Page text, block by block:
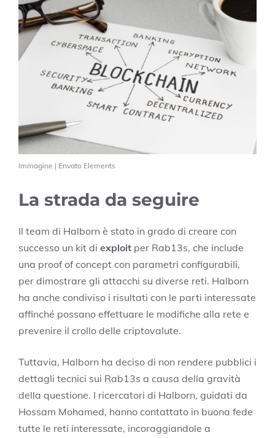
Immagine | Envato Elements
La strada da seguire
Il team di Halborn è stato in grado di creare con
successo un kit di exploit per Rab13s, che include
una proof of concept con parametri configurabili,
per dimostrare gli attacchi su diverse reti. Halborn
ha anche condiviso i risultati con le parti interessate
affinché possano effettuare le modifiche alla rete e
prevenire il crollo delle criptovalute.
Tuttavia, Halborn ha deciso di non rendere pubblici i
dettagli tecnici sui Rab13s a causa della gravità
della questione. I ricercatori di Halborn, guidati da
Hossam Mohamed, hanno contattato in buona fede
tutte le reti interessate, incoraggiandole a